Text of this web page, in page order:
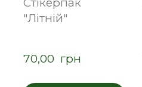
"Літній"
70,00  грн